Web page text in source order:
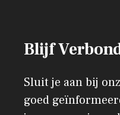
Blijf
Sluit je aan bij
goed